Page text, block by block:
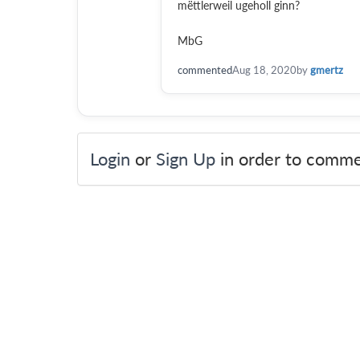
mëttlerweil ugeholl ginn?
MbG
commentedAug 18, 2020bygmertz
Login or Sign Up in order to